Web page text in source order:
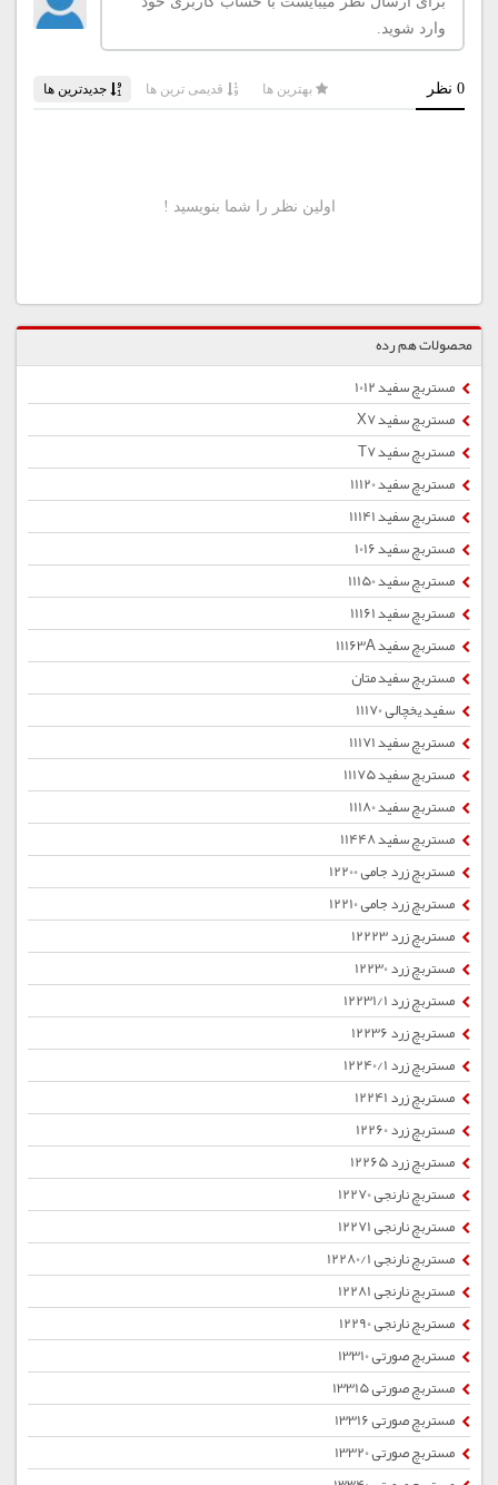
محصولات هم رده
مستربچ سفید 1012
مستربچ سفید X7
مستربچ سفید T7
مستربچ سفید 11120
مستربچ سفید 11141
مستربچ سفید 1016
مستربچ سفید 11150
مستربچ سفید 11161
مستربچ سفید 11163A
مستربچ سفید متان
سفید یخچالی 11170
مستربچ سفید 11171
مستربچ سفید 11175
مستربچ سفید 11180
مستربچ سفید 11448
مستربچ زرد جامی 12200
مستربچ زرد جامی 12210
مستربچ زرد 12223
مستربچ زرد 12230
مستربچ زرد 12231/1
مستربچ زرد 12236
مستربچ زرد 12240/1
مستربچ زرد 12241
مستربچ زرد 12260
مستربچ زرد 12265
مستربچ نارنجی 12270
مستربچ نارنجی 12271
مستربچ نارنجی 12280/1
مستربچ نارنجی 12281
مستربچ نارنجی 12290
مستربچ صورتی 13310
مستربچ صورتی 13315
مستربچ صورتی 13316
مستربچ صورتی 13320